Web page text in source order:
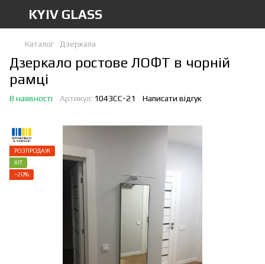
KYIV GLASS
Каталог Дзеркала
Дзеркало ростове ЛОФТ в чорній
рамці
В наявності Артикул: 1043СС-21 Написати відгук
РОЗПРОДАЖ
ХІТ
−20%